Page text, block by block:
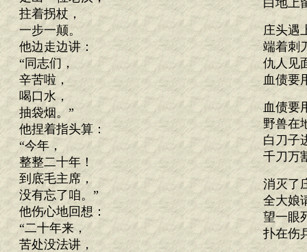
白地上
庄头遇
端着刺
仇人见
血债要
血债要
野兽在
白刀子
千刀万
消灭了
全大娘
望一眼
扑在伤
拄着拐杖，
一步一颠。
他边走边讲：
“同志们，
辛苦啦，
喝口水，
抽袋烟。”
他捏着指头算：
“今年，
整整二十年！
到底毛主席，
没有忘了咱。”
他伤心地回想：
“二十年来，
苦处没法讲，